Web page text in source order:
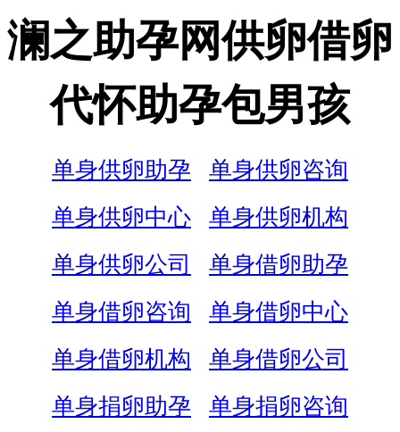
澜之助孕网供卵借卵
代怀助孕包男孩
单身供卵助孕
单身供卵咨询
单身供卵中心
单身供卵机构
单身供卵公司
单身借卵助孕
单身借卵咨询
单身借卵中心
单身借卵机构
单身借卵公司
单身捐卵助孕
单身捐卵咨询